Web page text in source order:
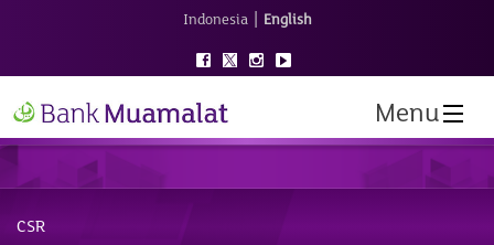
Indonesia | English
Menu
CSR